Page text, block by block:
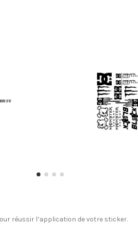
réussir l’application de votre sticker.